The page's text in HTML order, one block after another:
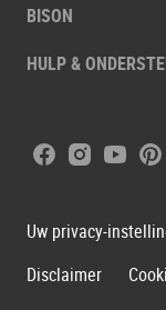
BISON
HULP &
Facebook
Instagram
Uw privacy-
Disclaimer